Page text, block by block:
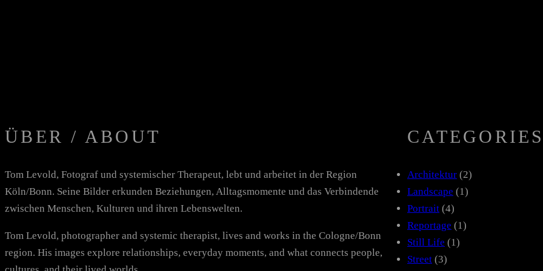
ÜBER / ABOUT
Tom Levold, Fotograf und systemischer Therapeut, lebt und arbeitet in der Region
Köln/Bonn. Seine Bilder erkunden Beziehungen, Alltagsmomente und das Verbindende
zwischen Menschen, Kulturen und ihren Lebenswelten.
Tom Levold, photographer and systemic therapist, lives and works in the Cologne/Bonn
region. His images explore relationships, everyday moments, and what connects people,
Architektur (2)
Landscape (1)
Portrait (4)
Reportage (1)
Still Life (1)
Street (3)